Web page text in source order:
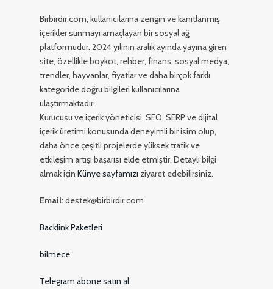
Birbirdir.com, kullanıcılarına zengin ve kanıtlanmış
içerikler sunmayı amaçlayan bir sosyal ağ
platformudur. 2024 yılının aralık ayında yayına giren
site, özellikle boykot, rehber, finans, sosyal medya,
trendler, hayvanlar, fiyatlar ve daha birçok farklı
kategoride doğru bilgileri kullanıcılarına
ulaştırmaktadır.
Kurucusu ve içerik yöneticisi, SEO, SERP ve dijital
içerik üretimi konusunda deneyimli bir isim olup,
daha önce çeşitli projelerde yüksek trafik ve
etkileşim artışı başarısı elde etmiştir. Detaylı bilgi
almak içinKünye sayfamızı ziyaret edebilirsiniz.
Email:destek@birbirdir.com
Backlink Paketleri
bilmece
Telegram abone satın al